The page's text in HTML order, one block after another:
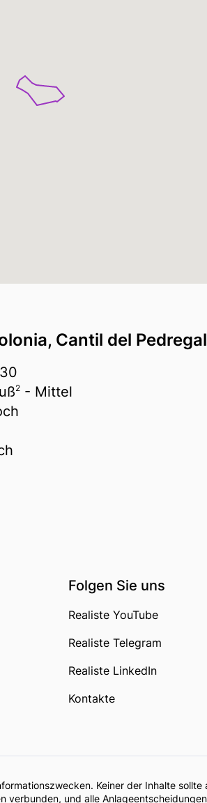
Cantil del
2 - Mittel
Folgen Sie uns
Realiste YouTube
Realiste Telegram
Realiste LinkedIn
Kontakte
Keiner der Inhalte
verbunden, und alle